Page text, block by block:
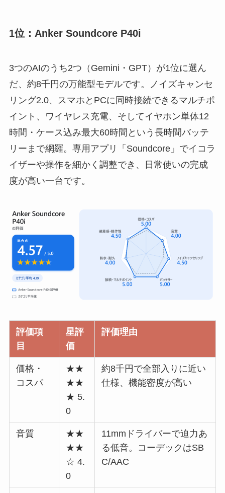
1位：Anker Soundcore P40i
3つのAIのうち2つ（Gemini・GPT）が1位に選ん
だ、約8千円の万能型モデルです。ノイズキャンセ
リング2.0、スマホとPCに同時接続できるマルチポ
イント、ワイヤレス充電、そしてイヤホン単体12
時間・ケース込み最大60時間という長時間バッテ
リーまで網羅。専用アプリ「Soundcore」でイコラ
イザーや操作を細かく調整でき、日常使いの完成
度が高い一台です。
評価項
目
星評
価
評価理由
価格・
コスパ
★★
★★
★ 5.
0
約8千円で全部入りに近い
仕様、機能密度が高い
音質
★★
★★
☆ 4.
0
11mmドライバーで迫力あ
る低音。コーデックはSB
C/AAC